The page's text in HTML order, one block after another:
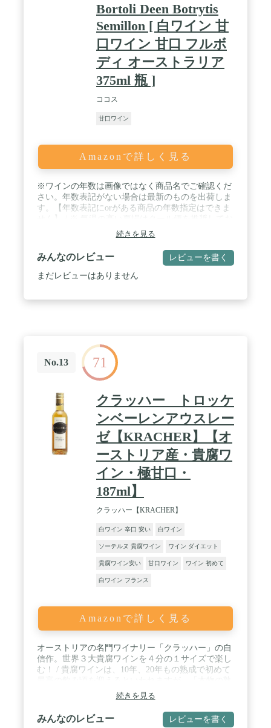
Bortoli Deen Botrytis
Semillon [ 白ワイン 甘
口ワイン 甘口 フルボ
ディ オーストラリア
375ml 瓶 ]
ココス
甘口ワイン
Amazonで詳しく見る
※ワインの年数は画像ではなく商品名でご確認くだ
さい。年数表記がない場合は最新のものを出荷しま
す。【年数表記にorがある商品の年数指定はできま
ります。Amazonの検索欄に「B07Z4X274S」を入力
し、ワインと一緒に「クール便チケット【COCOS
AMAZONのみ使用可能】 」をご購入下さい。 / 英
字：De Bortoli Deen Botrytis Semillon・おすすめ料
理：ブルーチーズ・飲み頃温度：7 - 10℃ / 【この価
あり、極甘口のデザートワインがつくられます。特
にその中でデ・ボルトリ社がつくる「ノーブル・ワ
ン」は有名。あるコンテストでは、デザートワイン
の王様である「シャトー・ディケム」に肩を並べた
として有名になりました。このワインはその「ノー
ブル・ワン」のセカンドラベル的な位置づけ。遅摘
みや乾燥ブドウによる甘口とはまた違った複雑味を
持つ貴腐ワイン。その入門用として手に取りやすい
価格と、濃密な甘味の本格的な味わいが魅力です。
続きを見る
みんなのレビュー レビューを書く
まだレビューはありません
No.13 71
クラッハー トロッケ
ンベーレンアウスレー
ゼ【KRACHER】【オ
ーストリア産・貴腐ワ
イン・極甘口・
187ml】
クラッハー【KRACHER】
白ワイン 辛口 安い 白ワイン
ソーテルヌ 貴腐ワイン ワイン ダイエット
貴腐ワイン安い 甘口ワイン ワイン 初めて
白ワイン フランス
Amazonで詳しく見る
オーストリアの名門ワイナリー「クラッハー」の自
信作。世界３大貴腐ワインを４分の１サイズで楽し
む！ / 貴腐ワインは、10年、20年もの熟成で初めて
成の味わい」の前に飲んでしまうことがほとんど。
そこで、フレッシュさ・凝縮感・上品さを追求する
ために、様々なヴィンテージをブレンドしたノンヴ
ィンテージが誕生しました。 / フランスのシャト
続きを見る
みんなのレビュー レビューを書く